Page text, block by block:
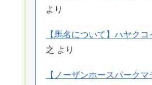
より
【馬名について】ハヤクコ
之 より
【ノーザンホースパーク